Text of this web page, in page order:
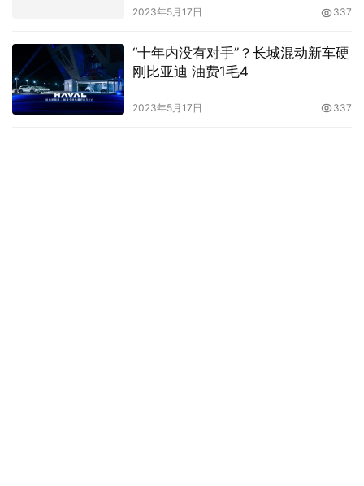
2023年5月17日 337
“十年内没有对手”？长城混动新车硬
刚比亚迪 油费1毛4
2023年5月17日 337